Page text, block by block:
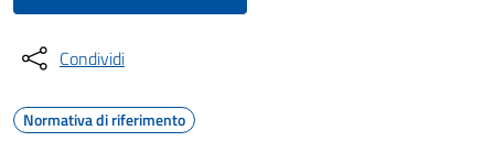
Condividi
Normativa di riferimento